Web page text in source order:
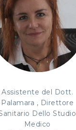
Assistente del Dott.
Palamara , Direttore
Dello Studio
Medico